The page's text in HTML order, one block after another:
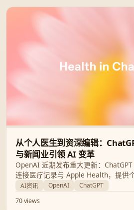
从个人医生到资深编辑：
与新闻业引领 AI 变革
OpenAI 近期发布重大更新：
连接医疗记录与 Apple Health，提供
全球顶级新闻机构正利用 OpenAI 技
本文将深度解析 AI 如何通过专业领
生活与工作方式。
AI资讯 OpenAI
ChatGPT
70 views